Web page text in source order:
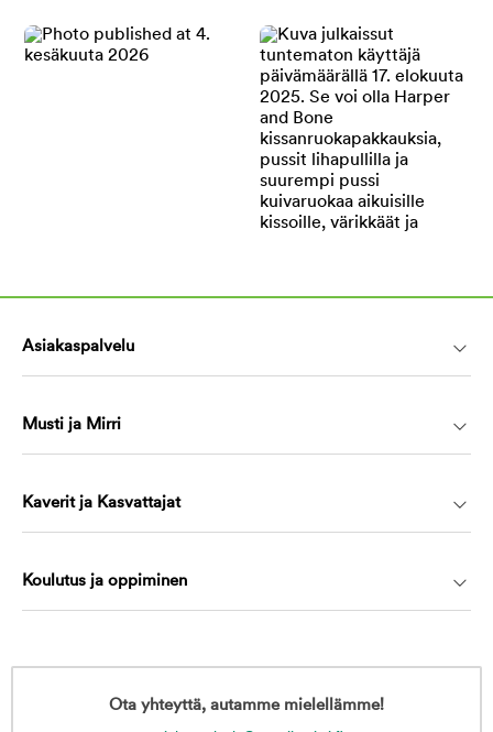
Asiakaspalvelu
Musti ja Mirri
Kaverit ja Kasvattajat
Koulutus ja oppiminen
Ota yhteyttä, autamme mielellämme!